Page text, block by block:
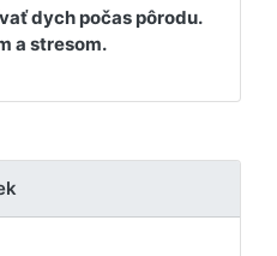
dych počas pôrodu.
a stresom.